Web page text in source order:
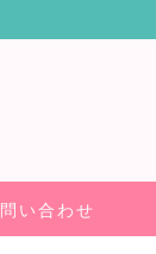
い合わせ